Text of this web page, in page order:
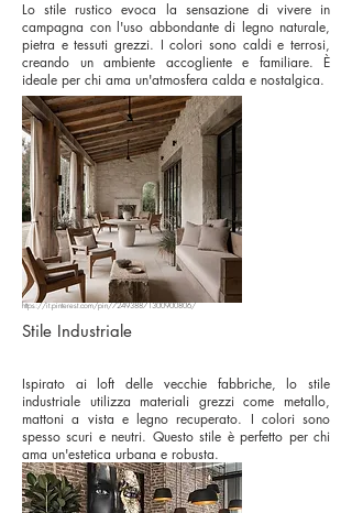
Lo stile rustico evoca la sensazione di vivere in
campagna con l'uso abbondante di legno naturale,
pietra e tessuti grezzi. I colori sono caldi e terrosi,
creando un ambiente accogliente e familiare. È
ideale per chi ama un'atmosfera calda e nostalgica.
https://it.pinterest.com/pin/724938871300900806/
Stile Industriale
Ispirato ai loft delle vecchie fabbriche, lo stile
industriale utilizza materiali grezzi come metallo,
mattoni a vista e legno recuperato. I colori sono
spesso scuri e neutri. Questo stile è perfetto per chi
ama un'estetica urbana e robusta.